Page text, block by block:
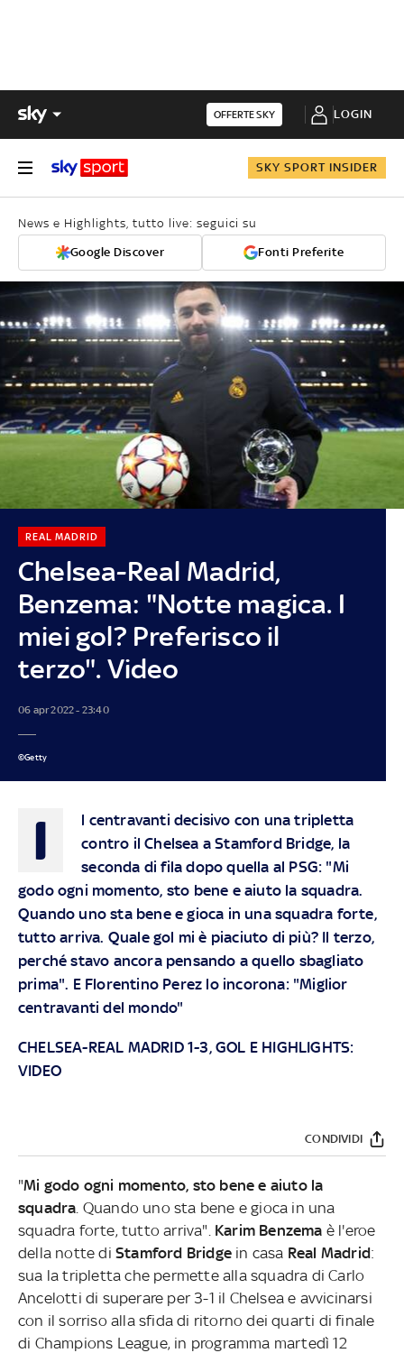
OFFERTE SKY LOGIN
SKY SPORT INSIDER
News e Highlights, tutto live: seguici su
Google Discover Fonti Preferite
Chelsea-Real Madrid,
Benzema: "Notte magica. I
miei gol? Preferisco il
terzo". Video
REAL MADRID
06 apr 2022 - 23:40
©Getty
I
l centravanti decisivo con una tripletta
contro il Chelsea a Stamford Bridge, la
seconda di fila dopo quella al PSG: "Mi
godo ogni momento, sto bene e aiuto la squadra.
Quando uno sta bene e gioca in una squadra forte,
tutto arriva. Quale gol mi è piaciuto di più? Il terzo,
perché stavo ancora pensando a quello sbagliato
prima". E Florentino Perez lo incorona: "Miglior
centravanti del mondo"
CHELSEA-REAL MADRID 1-3, GOL E HIGHLIGHTS:
VIDEO
CONDIVIDI
"Mi godo ogni momento, sto bene e aiuto la
squadra . Quando uno sta bene e gioca in una
squadra forte, tutto arriva". Karim Benzema è l'eroe
della notte di Stamford Bridge in casa Real Madrid:
sua la tripletta che permette alla squadra di Carlo
Ancelotti di superare per 3-1 il Chelsea e avvicinarsi
con il sorriso alla sfida di ritorno dei quarti di finale
di Champions League, in programma martedì 12